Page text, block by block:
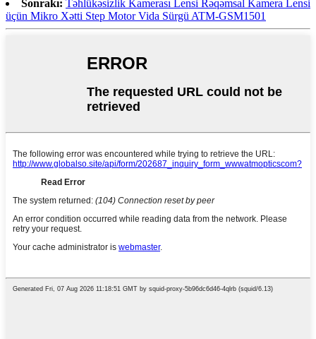
Sonrakı: Təhlükəsizlik Kamerası Lensi Rəqəmsal Kamera Lensi
üçün Mikro Xətti Step Motor Vida Sürgü ATM-GSM1501